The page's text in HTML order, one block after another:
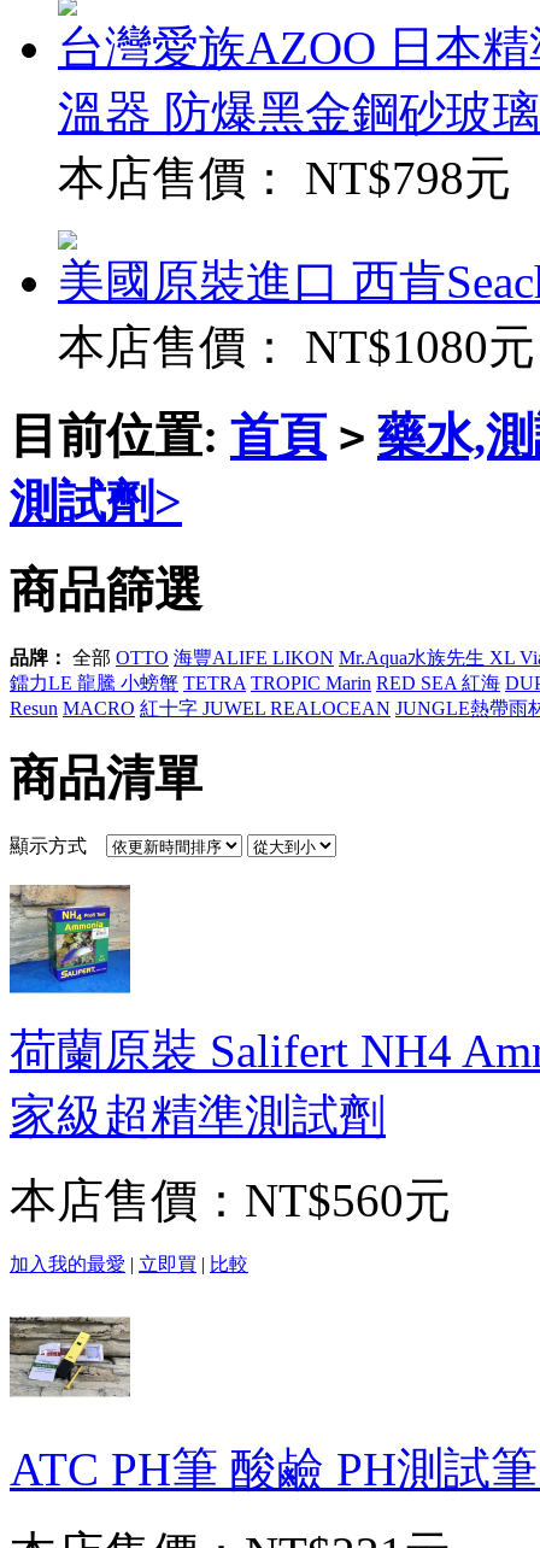
台灣愛族AZOO 日本
溫器 防爆黑金鋼砂玻璃
本店售價： NT$798元
美國原裝進口 西肯
本店售價： NT$1080元
目前位置: 首頁 > 藥水,
測試劑>
商品篩選
品牌： 全部 OTTO 海豐ALIFE LIKON Mr.Aqua水族先生 XL
鐳力LE 龍騰 小螃蟹 TETRA TROPIC Marin RED SEA 紅海
Resun MACRO 紅十字 JUWEL REALOCEAN JUNGLE熱帶雨
商品清單
顯示方式
荷蘭原裝 Salifert NH4
家級超精準測試劑
本店售價： NT$560元
加入我的最愛 | 立即買 | 比較
ATC PH筆 酸鹼 PH測試